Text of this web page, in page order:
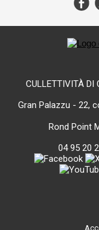
CULLETTIVITÀ DI
Gran Palazzu - 22,
Rond Point
04 95 20